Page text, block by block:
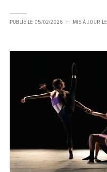
PUBLIÉ LE 05/02/2026 MIS À JOUR LE